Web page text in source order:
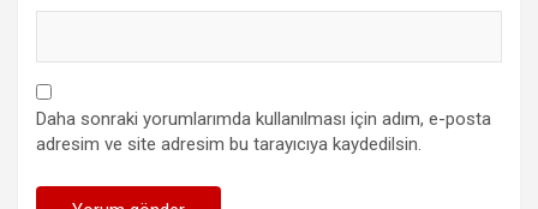
Daha sonraki yorumlarımda kullanılması için adım, e-posta
adresim ve site adresim bu tarayıcıya kaydedilsin.